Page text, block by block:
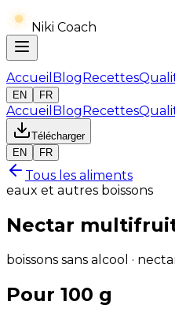
Niki Coach
Accueil BlogRecettes
EN
FR
Accueil BlogRecettes
Télécharger
EN
FR
Tous les aliments
eaux et autres boissons
Nectar
boissons sans alcool ·
Pour 100 g